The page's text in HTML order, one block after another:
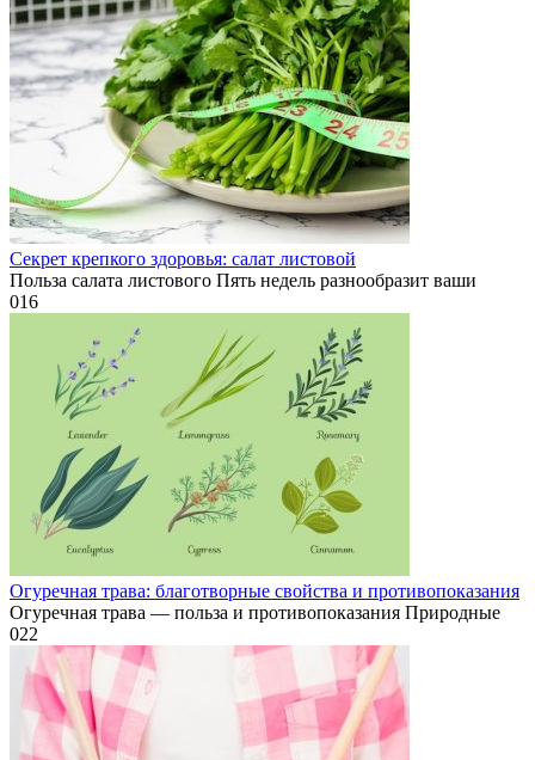
Секрет крепкого здоровья: салат листовой
Польза салата листового Пять недель разнообразит ваши
016
Огуречная трава: благотворные свойства и противопоказания
Огуречная трава — польза и противопоказания Природные
022